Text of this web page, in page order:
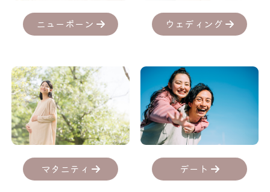
ニューボーン ウェディング
マタニティ デート